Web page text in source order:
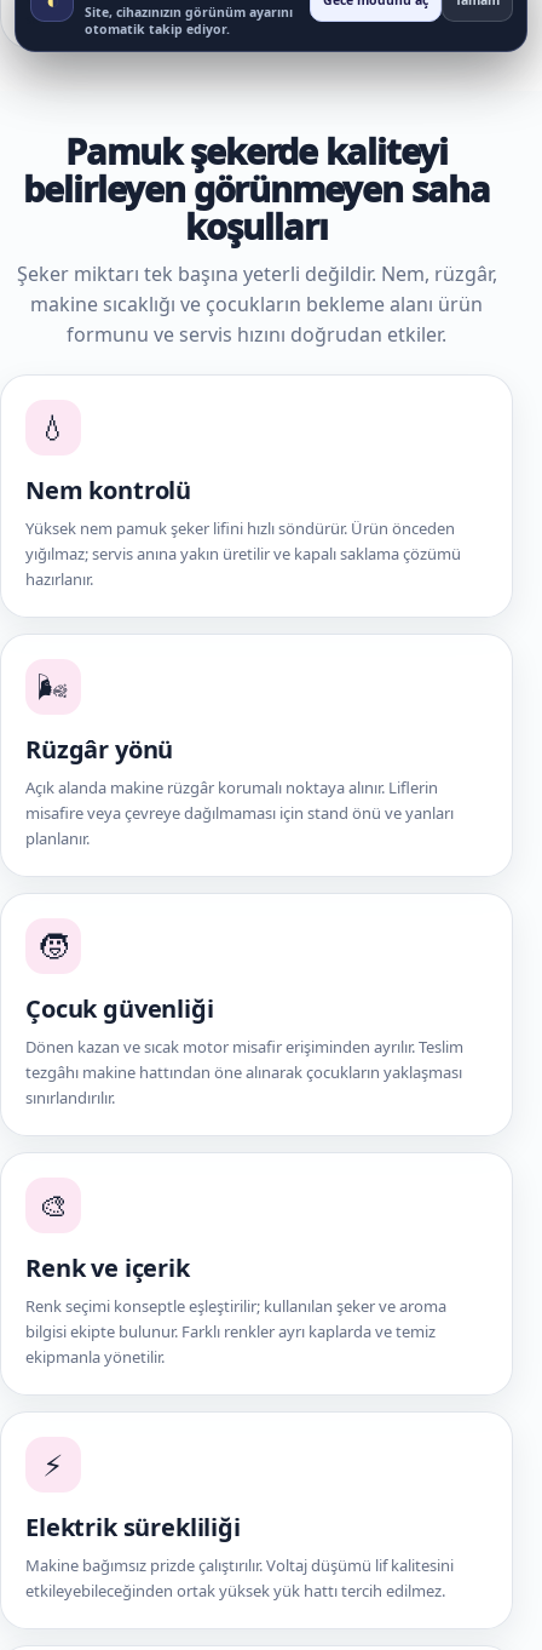
sayılmaz.
Pamuk şekerde kaliteyi
belirleyen görünmeyen saha
koşulları
Şeker miktarı tek başına yeterli değildir. Nem, rüzgâr,
makine sıcaklığı ve çocukların bekleme alanı ürün
formunu ve servis hızını doğrudan etkiler.
💧
Nem kontrolü
Yüksek nem pamuk şeker lifini hızlı söndürür. Ürün önceden
yığılmaz; servis anına yakın üretilir ve kapalı saklama çözümü
hazırlanır.
🌬️
Rüzgâr yönü
Açık alanda makine rüzgâr korumalı noktaya alınır. Liflerin
misafire veya çevreye dağılmaması için stand önü ve yanları
planlanır.
🧒
Çocuk güvenliği
Dönen kazan ve sıcak motor misafir erişiminden ayrılır. Teslim
tezgâhı makine hattından öne alınarak çocukların yaklaşması
sınırlandırılır.
🎨
Renk ve içerik
Renk seçimi konseptle eşleştirilir; kullanılan şeker ve aroma
bilgisi ekipte bulunur. Farklı renkler ayrı kaplarda ve temiz
ekipmanla yönetilir.
⚡
Elektrik sürekliliği
Makine bağımsız prizde çalıştırılır. Voltaj düşümü lif kalitesini
etkileyebileceğinden ortak yüksek yük hattı tercih edilmez.
Site, cihazınızın görünüm ayarını
otomatik takip ediyor.